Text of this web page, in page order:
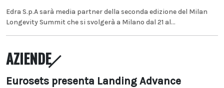
Edra S.p.A sarà media partner della seconda edizione del Milan
Longevity Summit che si svolgerà a Milano dal 21 al...
AZIENDE
Eurosets presenta Landing Advance